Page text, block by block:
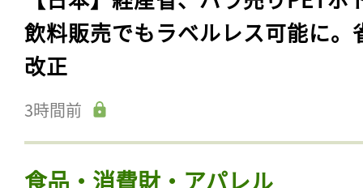
飲料販売でもラベルレス可能に。
改正
3時間前
食品・消費財・アパレル